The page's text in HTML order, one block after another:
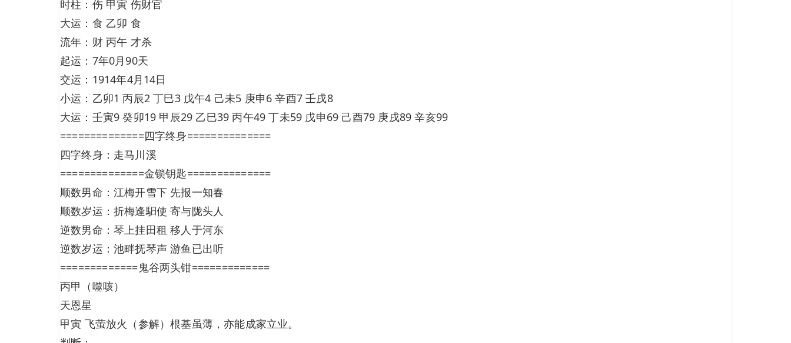
时柱：伤 甲寅 伤财官
大运：食 乙卯 食
流年：财 丙午 才杀
起运：7年0月90天
交运：1914年4月14日
小运：乙卯1 丙辰2 丁巳3 戊午4 己未5 庚申6 辛酉7 壬戌8
大运：壬寅9 癸卯19 甲辰29 乙巳39 丙午49 丁未59 戊申69 己酉79 庚戌89 辛亥99
==============四字终身==============
四字终身：走马川溪
==============金锁钥匙==============
顺数男命：江梅开雪下 先报一知春
顺数岁运：折梅逢馹使 寄与陇头人
逆数男命：琴上挂田租 移人于河东
逆数岁运：池畔抚琴声 游鱼已出听
=============鬼谷两头钳=============
丙甲（噬咳）
天恩星
甲寅 飞萤放火（参解）根基虽薄，亦能成家立业。